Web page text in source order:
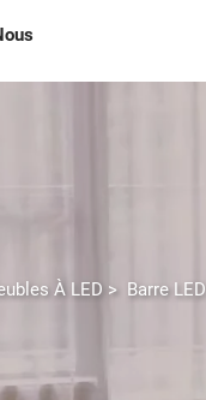
À LED > Barre LED